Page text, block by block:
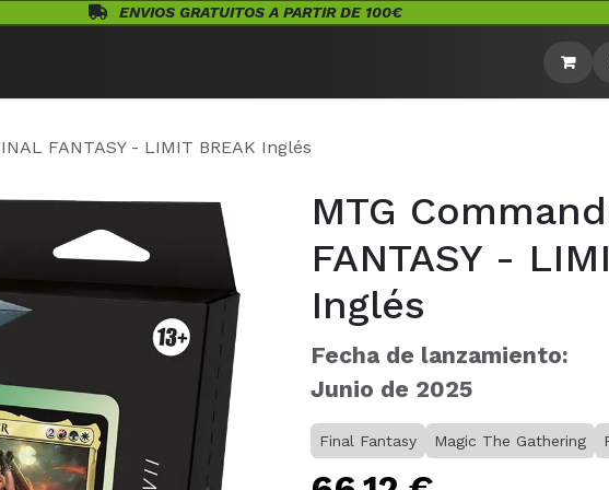
ENVIOS GRATUITOS A PARTIR DE 100€
FANTASY - LIMIT BREAK Inglés
MTG
FANTASY -
Inglés
Fecha de lanzamiento:
Junio de 2025
Final Fantasy Magic The Gathering